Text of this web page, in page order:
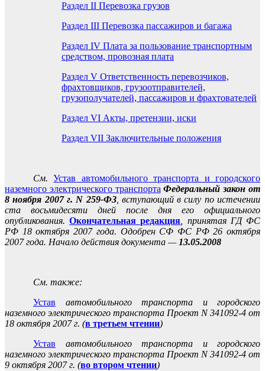
Раздел II Перевозка грузов
Раздел III Перевозка пассажиров и багажа
Раздел IV Плата за пользование транспортным
средством, провозная плата
Раздел V Ответственность перевозчиков,
фрахтовщиков, грузоотправителей,
грузополучателей, пассажиров и фрахтователей
Раздел VI Акты, претензии, иски
Раздел VII Заключительные положения
См.
Устав автомобильного транспорта и городского
наземного электрического транспорта Федеральный закон от
8 ноября 2007 г. N 259-ФЗ, вступающий в силу по истечении
ста восьмидесяти дней после дня его официального
опубликования.Окончательная редакция, принятая ГД ФС
РФ 18 октября 2007 года. Одобрен СФ ФС РФ 26 октября
2007 года. Начало действия документа —13.05.2008
См. также:
Устав автомобильного транспорта и городского
наземного электрического транспорта Проект N 341092-4 от
18 октября 2007 г. (в третьем чтении)
Устав автомобильного транспорта и городского
наземного электрического транспорта Проект N 341092-4 от
9 октября 2007 г. (во втором чтении)